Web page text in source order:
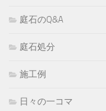
庭石のQ&A
庭石処分
施工例
日々の一コマ